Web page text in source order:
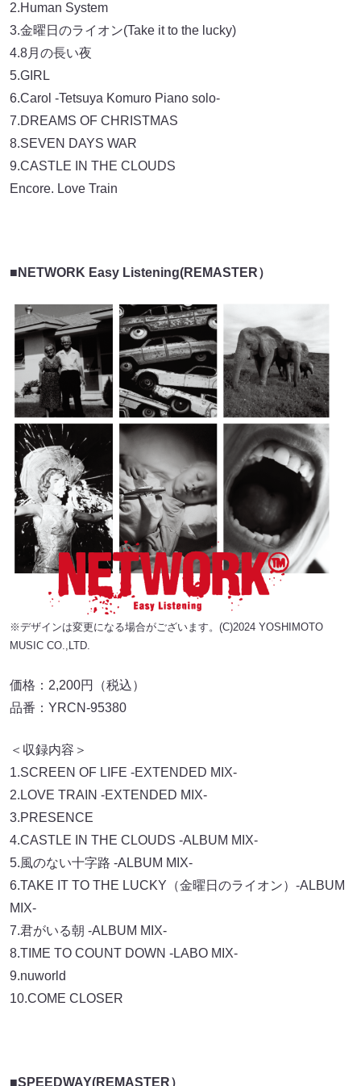
2.Human System
3.金曜日のライオン(Take it to the lucky)
4.8月の長い夜
5.GIRL
6.Carol -Tetsuya Komuro Piano solo-
7.DREAMS OF CHRISTMAS
8.SEVEN DAYS WAR
9.CASTLE IN THE CLOUDS
Encore. Love Train
■NETWORK Easy Listening(REMASTER）
※デザインは変更になる場合がございます。(C)2024 YOSHIMOTO
MUSIC CO.,LTD.
価格：2,200円（税込）
品番：YRCN-95380
＜収録内容＞
1.SCREEN OF LIFE -EXTENDED MIX-
2.LOVE TRAIN -EXTENDED MIX-
3.PRESENCE
4.CASTLE IN THE CLOUDS -ALBUM MIX-
5.風のない十字路 -ALBUM MIX-
6.TAKE IT TO THE LUCKY（金曜日のライオン）-ALBUM
MIX-
7.君がいる朝 -ALBUM MIX-
8.TIME TO COUNT DOWN -LABO MIX-
9.nuworld
10.COME CLOSER
■SPEEDWAY(REMASTER）